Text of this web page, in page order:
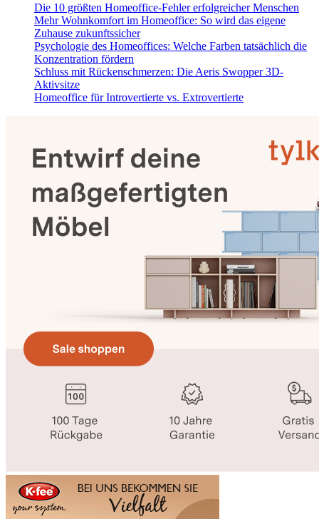
Die 10 größten Homeoffice-Fehler erfolgreicher Menschen
Mehr Wohnkomfort im Homeoffice: So wird das eigene
Zuhause zukunftssicher
Psychologie des Homeoffices: Welche Farben tatsächlich die
Konzentration fördern
Schluss mit Rückenschmerzen: Die Aeris Swopper 3D-
Aktivsitze
Homeoffice für Introvertierte vs. Extrovertierte